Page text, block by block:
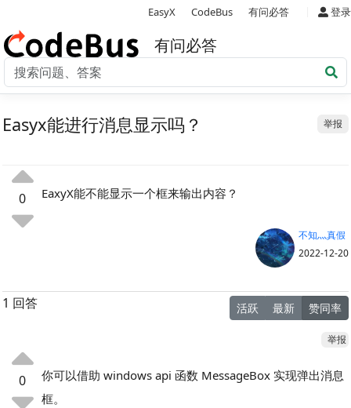
EasyX CodeBus 有问必答 登录
有问必答
举报
Easyx能进行消息显示吗？
0 EaxyX能不能显示一个框来输出内容？
不知灬真假
2022-12-20
1 回答 活跃 最新 赞同率
举报
0
你可以借助 windows api 函数 MessageBox 实现弹出消息
框。